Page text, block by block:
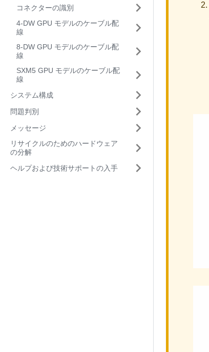
コネクターの識別
4-DW GPU モデルのケーブル配
線
8-DW GPU モデルのケーブル配
線
SXM5 GPU モデルのケーブル配
線
システム構成
問題判別
メッセージ
リサイクルのためのハードウェア
の分解
ヘルプおよび技術サポートの入手